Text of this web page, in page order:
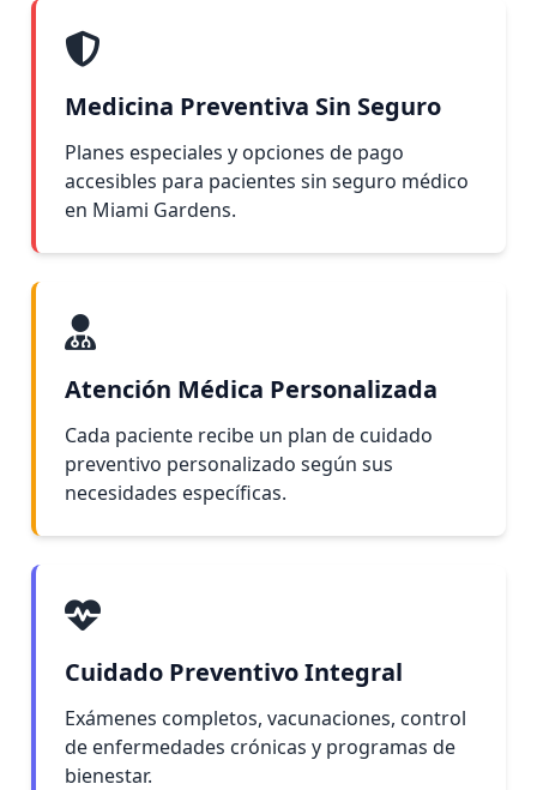
Medicina Preventiva Sin Seguro
Planes especiales y opciones de pago
accesibles para pacientes sin seguro médico
en Miami Gardens.
Atención Médica Personalizada
Cada paciente recibe un plan de cuidado
preventivo personalizado según sus
necesidades específicas.
Cuidado Preventivo Integral
Exámenes completos, vacunaciones, control
de enfermedades crónicas y programas de
bienestar.